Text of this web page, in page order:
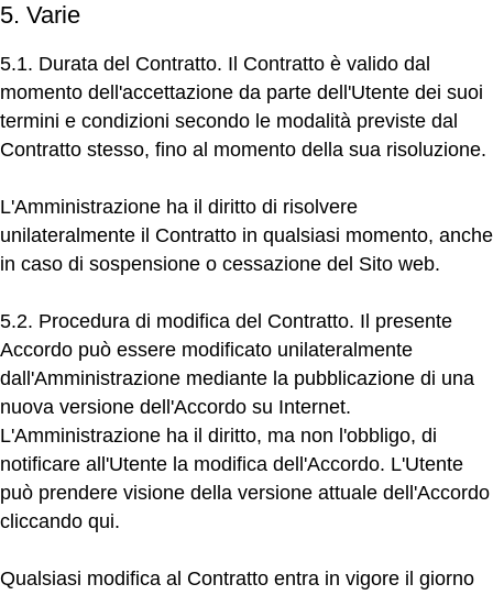
5. Varie
5.1. Durata del Contratto. Il Contratto è valido dal
momento dell'accettazione da parte dell'Utente dei suoi
termini e condizioni secondo le modalità previste dal
Contratto stesso, fino al momento della sua risoluzione.
L'Amministrazione ha il diritto di risolvere
unilateralmente il Contratto in qualsiasi momento, anche
in caso di sospensione o cessazione del Sito web.
5.2. Procedura di modifica del Contratto. Il presente
Accordo può essere modificato unilateralmente
dall'Amministrazione mediante la pubblicazione di una
nuova versione dell'Accordo su Internet.
L'Amministrazione ha il diritto, ma non l'obbligo, di
notificare all'Utente la modifica dell'Accordo. L'Utente
può prendere visione della versione attuale dell'Accordo
cliccando qui.
Qualsiasi modifica al Contratto entra in vigore il giorno